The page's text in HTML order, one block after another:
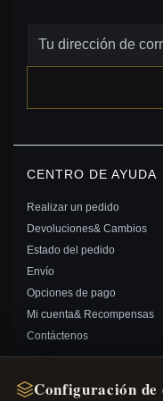
Configuración de
CENTRO DE AYUDA
Realizar un pedido
Devoluciones& Cambios
Estado del pedido
Envío
Opciones de pago
Mi cuenta& Recompensas
Contáctenos